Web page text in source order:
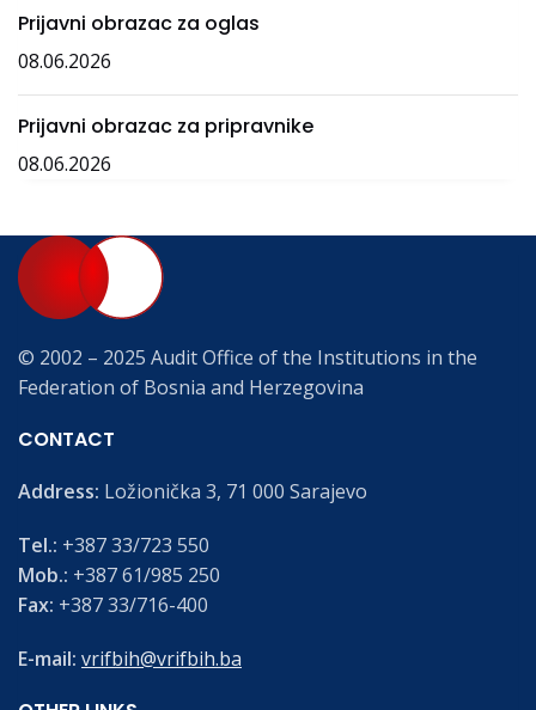
Prijavni obrazac za oglas
08.06.2026
Prijavni obrazac za pripravnike
08.06.2026
© 2002 – 2025 Audit Office of the Institutions in the
Federation of Bosnia and Herzegovina
CONTACT
Address: Ložionička 3, 71 000 Sarajevo
Tel.: +387 33/723 550
Mob.: +387 61/985 250
Fax: +387 33/716-400
E-mail: vrifbih@vrifbih.ba